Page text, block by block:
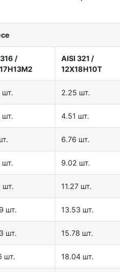
/
AISI 321 /
12Х18Н10Т
шт. 2.25 шт.
шт. 4.51 шт.
6.76 шт.
шт. 9.02 шт.
шт. 11.27 шт.
шт. 13.53 шт.
шт. 15.78 шт.
шт. 18.04 шт.